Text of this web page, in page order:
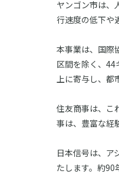
ヤンゴン市は、
行速度の低下や
本事業は、国際
区間を除く、44
上に寄与し、都
住友商事は、こ
事は、豊富な経
日本信号は、ア
たします。約90